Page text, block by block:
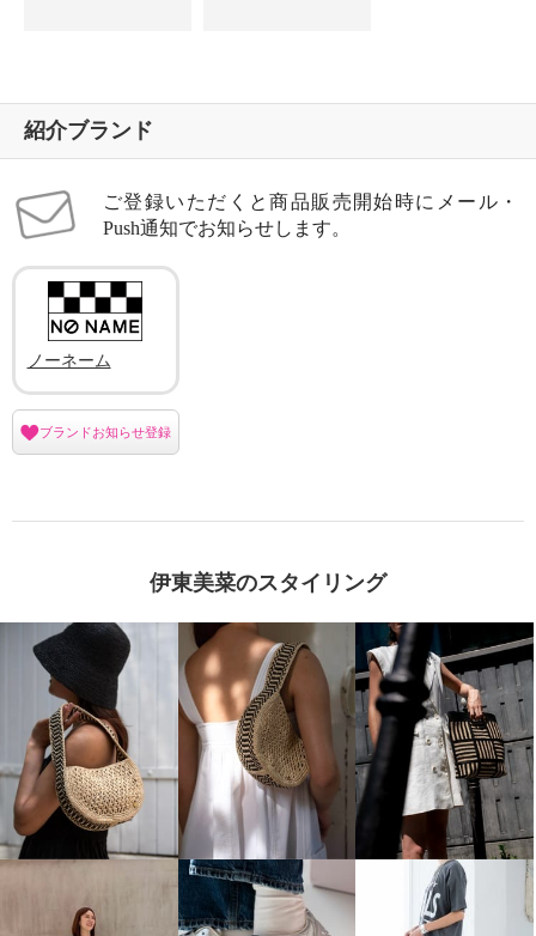
紹介ブランド
ご登録いただくと商品販売開始時にメール・
Push通知でお知らせします。
ノーネーム
ブランドお知らせ登録
伊東美菜のスタイリング